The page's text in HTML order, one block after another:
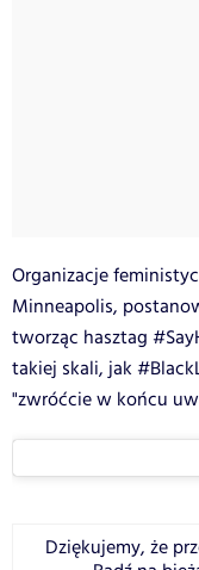
Organizacje
Minneapolis,
tworząc hasztag
takiej skali, jak
"zwróćcie w końcu
Dziękujemy, że